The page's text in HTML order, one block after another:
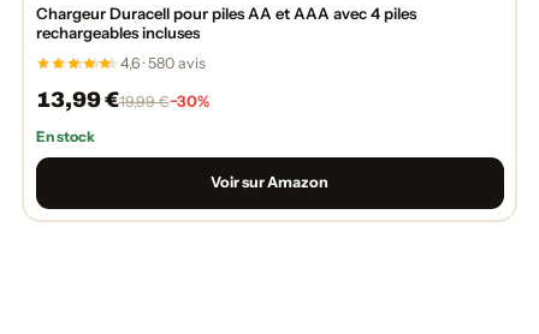
Chargeur Duracell pour piles AA et AAA avec 4 piles
rechargeables incluses
4,6 · 580 avis
13,99 €19,99 €−30%
En stock
Voir sur Amazon